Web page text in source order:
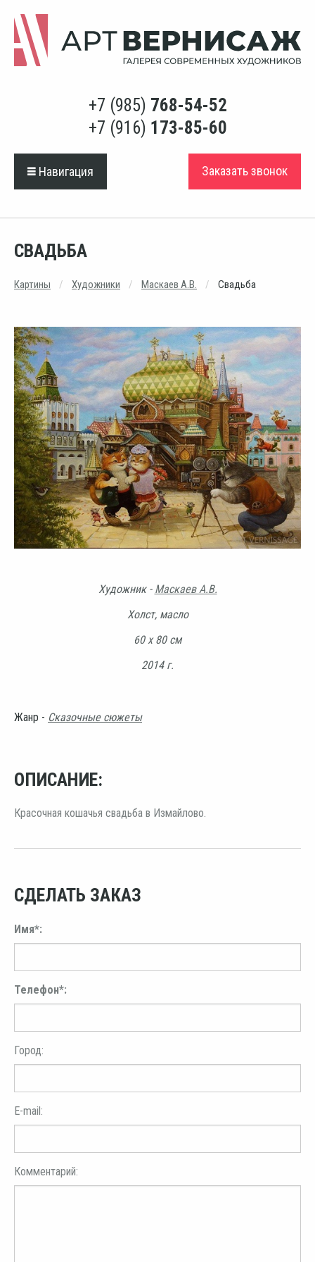
+7 (985) 768-54-52
+7 (916) 173-85-60
Навигация Заказать звонок
СВАДЬБА
Картины Художники Маскаев А.В. Свадьба
Художник - Маскаев А.В.
Холст, масло
60 х 80 см
2014 г.
Жанр - Сказочные сюжеты
ОПИСАНИЕ:
Красочная кошачья свадьба в Измайлово.
СДЕЛАТЬ ЗАКАЗ
Имя*:
Телефон*:
Город:
E-mail:
Комментарий: